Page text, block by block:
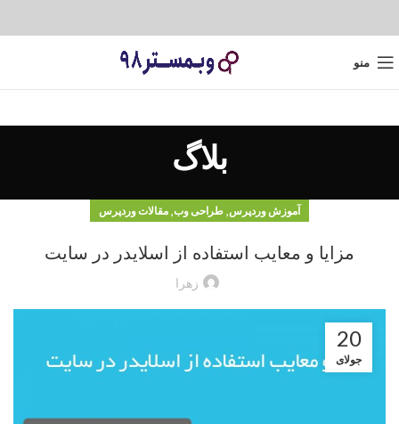
منو
بلاگ
آموزش وردپرس, طراحی وب, مقالات وردپرس
مزایا و معایب استفاده از اسلایدر در سایت
زهرا
20
جولای